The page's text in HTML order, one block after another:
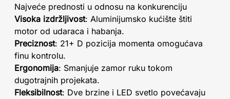
Najveće prednosti u odnosu na konkurenciju
Visoka izdržljivost: Aluminijumsko kućište štiti
motor od udaraca i habanja.
Preciznost: 21+ D pozicija momenta omogućava
finu kontrolu.
Ergonomija: Smanjuje zamor ruku tokom
dugotrajnih projekata.
Fleksibilnost: Dve brzine i LED svetlo povećavaju